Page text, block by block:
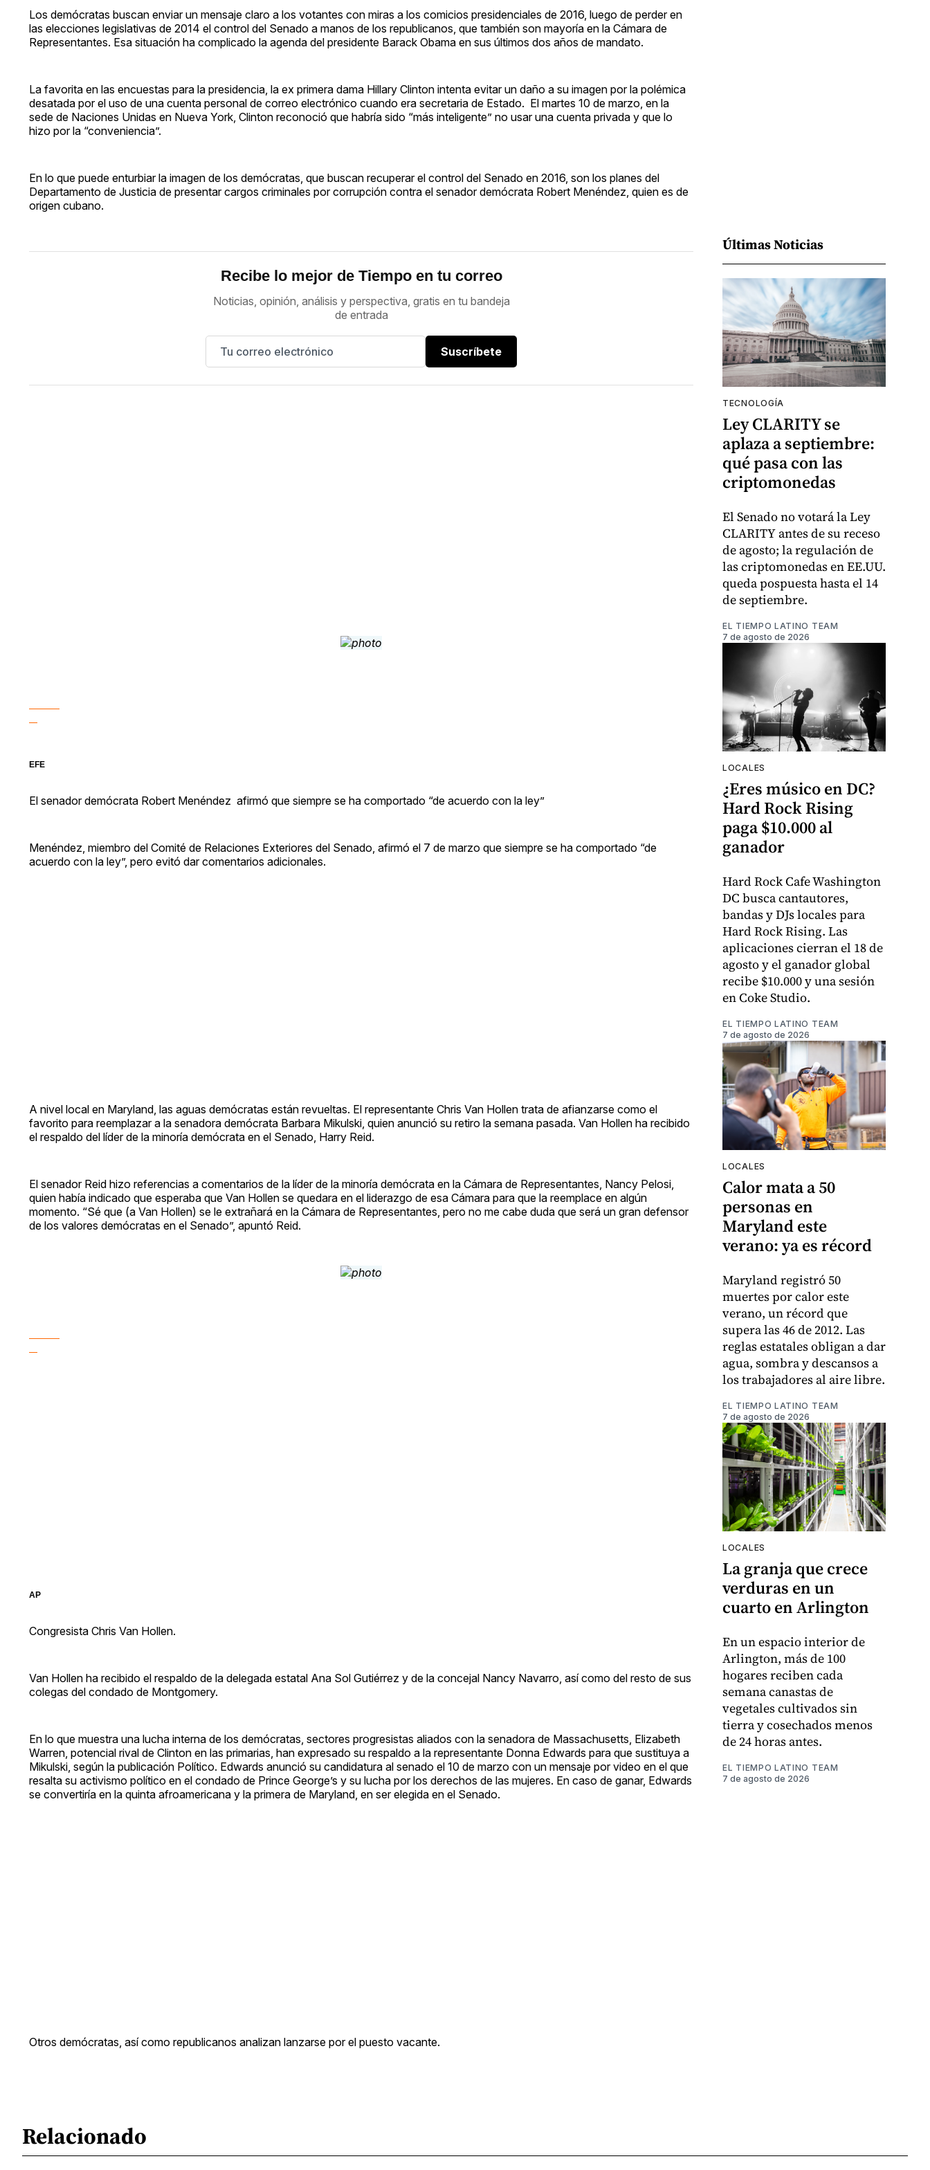
Los demócratas buscan enviar un mensaje claro a los votantes con miras a los comicios presidenciales de 2016, luego de perder en
las elecciones legislativas de 2014 el control del Senado a manos de los republicanos, que también son mayoría en la Cámara de
Representantes. Esa situación ha complicado la agenda del presidente Barack Obama en sus últimos dos años de mandato.
La favorita en las encuestas para la presidencia, la ex primera dama Hillary Clinton intenta evitar un daño a su imagen por la polémica
desatada por el uso de una cuenta personal de correo electrónico cuando era secretaria de Estado. El martes 10 de marzo, en la
sede de Naciones Unidas en Nueva York, Clinton reconoció que habría sido “más inteligente” no usar una cuenta privada y que lo
hizo por la “conveniencia”.
En lo que puede enturbiar la imagen de los demócratas, que buscan recuperar el control del Senado en 2016, son los planes del
Departamento de Justicia de presentar cargos criminales por corrupción contra el senador demócrata Robert Menéndez, quien es de
origen cubano.
Recibe lo mejor de Tiempo en tu correo
Noticias, opinión, análisis y perspectiva, gratis en tu bandeja
de entrada
Suscríbete
EFE
El senador demócrata Robert Menéndez afirmó que siempre se ha comportado “de acuerdo con la ley”
Menéndez, miembro del Comité de Relaciones Exteriores del Senado, afirmó el 7 de marzo que siempre se ha comportado “de
acuerdo con la ley”, pero evitó dar comentarios adicionales.
A nivel local en Maryland, las aguas demócratas están revueltas. El representante Chris Van Hollen trata de afianzarse como el
favorito para reemplazar a la senadora demócrata Barbara Mikulski, quien anunció su retiro la semana pasada. Van Hollen ha recibido
el respaldo del líder de la minoría demócrata en el Senado, Harry Reid.
El senador Reid hizo referencias a comentarios de la líder de la minoría demócrata en la Cámara de Representantes, Nancy Pelosi,
quien había indicado que esperaba que Van Hollen se quedara en el liderazgo de esa Cámara para que la reemplace en algún
momento. “Sé que (a Van Hollen) se le extrañará en la Cámara de Representantes, pero no me cabe duda que será un gran defensor
de los valores demócratas en el Senado”, apuntó Reid.
AP
Congresista Chris Van Hollen.
Van Hollen ha recibido el respaldo de la delegada estatal Ana Sol Gutiérrez y de la concejal Nancy Navarro, así como del resto de sus
colegas del condado de Montgomery.
En lo que muestra una lucha interna de los demócratas, sectores progresistas aliados con la senadora de Massachusetts, Elizabeth
Warren, potencial rival de Clinton en las primarias, han expresado su respaldo a la representante Donna Edwards para que sustituya a
Mikulski, según la publicación Político. Edwards anunció su candidatura al senado el 10 de marzo con un mensaje por video en el que
resalta su activismo político en el condado de Prince George’s y su lucha por los derechos de las mujeres. En caso de ganar, Edwards
se convertiría en la quinta afroamericana y la primera de Maryland, en ser elegida en el Senado.
Otros demócratas, así como republicanos analizan lanzarse por el puesto vacante.
Últimas Noticias
TECNOLOGÍA
Ley CLARITY se
aplaza a septiembre:
qué pasa con las
criptomonedas
El Senado no votará la Ley
CLARITY antes de su receso
de agosto; la regulación de
las criptomonedas en EE.UU.
queda pospuesta hasta el 14
de septiembre.
EL TIEMPO LATINO TEAM
7 de agosto de 2026
LOCALES
¿Eres músico en DC?
Hard Rock Rising
paga $10.000 al
ganador
Hard Rock Cafe Washington
DC busca cantautores,
bandas y DJs locales para
Hard Rock Rising. Las
aplicaciones cierran el 18 de
agosto y el ganador global
recibe $10.000 y una sesión
en Coke Studio.
EL TIEMPO LATINO TEAM
7 de agosto de 2026
LOCALES
Calor mata a 50
personas en
Maryland este
verano: ya es récord
Maryland registró 50
muertes por calor este
verano, un récord que
supera las 46 de 2012. Las
reglas estatales obligan a dar
agua, sombra y descansos a
los trabajadores al aire libre.
EL TIEMPO LATINO TEAM
7 de agosto de 2026
LOCALES
La granja que crece
verduras en un
cuarto en Arlington
En un espacio interior de
Arlington, más de 100
hogares reciben cada
semana canastas de
vegetales cultivados sin
tierra y cosechados menos
de 24 horas antes.
EL TIEMPO LATINO TEAM
7 de agosto de 2026
Relacionado